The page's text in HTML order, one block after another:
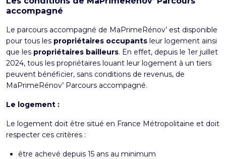
accompagné
Le parcours accompagné de MaPrimeRénov’ est disponible
pour tous les propriétaires occupants leur logement ainsi
que les propriétaires bailleurs. En effet, depuis le 1er juillet
2024, tous les propriétaires louant leur logement à un tiers
peuvent bénéficier, sans conditions de revenus, de
MaPrimeRénov’ Parcours accompagné.
Le logement :
Le logement doit être situé en France Métropolitaine et doit
respecter ces critères :
être achevé depuis 15 ans au minimum